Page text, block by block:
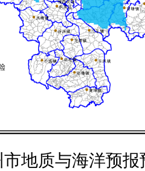
地质与海洋预报